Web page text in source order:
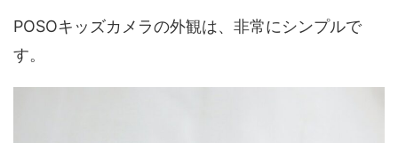
POSOキッズカメラの外観は、非常にシンプルで
す。